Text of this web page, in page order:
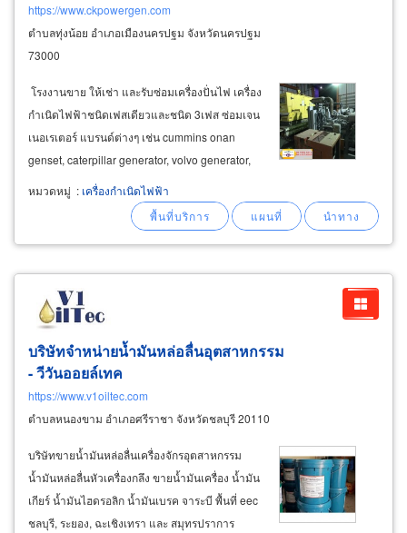
https://www.ckpowergen.com
ตำบลทุ่งน้อย อำเภอเมืองนครปฐม จังหวัดนครปฐม
73000
​ โรงงานขาย ให้เช่า และรับซ่อมเครื่องปั่นไฟ เครื่อง
กำเนิดไฟฟ้าชนิดเฟสเดียวและชนิด 3เฟส ซ่อมเจน
เนอเรเตอร์ แบรนด์ต่างๆ เช่น cummins onan
genset, caterpillar generator, volvo generator,
denyo airman, nippon generator, kohler,
perkins, mitsubishi generator บริการซ่อมฉุกเฉิน
24 ชม. ทั่วประเทศ ติดต่อ&
หมวดหมู่ : เครื่องกำเนิดไฟฟ้า
บริษัทจำหน่ายน้ำมันหล่อลื่นอุตสาหกรรม
- วีวันออยล์เทค
https://www.v1oiltec.com
ตำบลหนองขาม อำเภอศรีราชา จังหวัดชลบุรี 20110
บริษัทขายน้ำมันหล่อลื่นเครื่องจักรอุตสาหกรรม
น้ำมันหล่อลื่นหัวเครื่องกลึง ขายน้ำมันเครื่อง น้ำมัน
เกียร์ น้ำมันไฮดรอลิก น้ำมันเบรค จาระบี พื้นที่ eec
ชลบุรี, ระยอง, ฉะเชิงเทรา และ สมุทรปราการ